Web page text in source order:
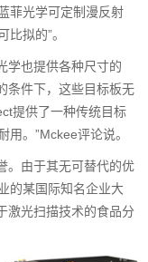
菲光学可定制漫反射
拟的”。
学也提供各种尺寸的
条件下，这些目标板无
提供了一种传统目标
。”Mckee评论说。
。由于其无可替代的优
的某国际知名企业大
激光扫描技术的食品分